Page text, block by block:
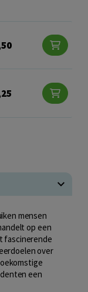
mensen
op een
fascinerende
over
een